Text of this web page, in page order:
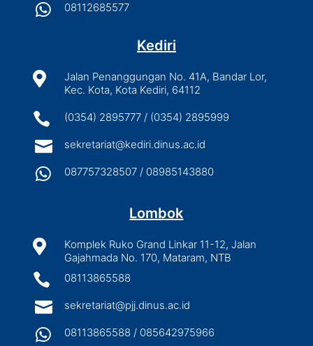
 08112685577
Kediri

Jalan Penanggungan No. 41A, Bandar Lor,
Kec. Kota, Kota Kediri, 64112
 (0354) 2895777 / (0354) 2895999
 sekretariat@kediri.dinus.ac.id
 087757328507 / 08985143880
Lombok

Komplek Ruko Grand Linkar 11-12, Jalan
Gajahmada No. 170, Mataram, NTB
 08113865588
 sekretariat@pjj.dinus.ac.id
 08113865588 / 085642975966